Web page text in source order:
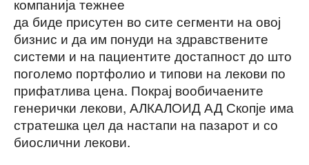
да биде присутен во сите сегменти на овој
бизнис и да им понуди на здравствените
системи и на пациентите достапност до што
поголемо портфолио и типови на лекови по
прифатлива цена. Покрај вообичаените
генерички лекови, АЛКАЛОИД АД Скопје има
стратешка цел да настапи на пазарот и со
биослични лекови.